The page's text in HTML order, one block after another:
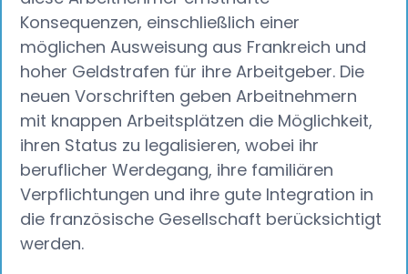
Konsequenzen, einschließlich einer
möglichen Ausweisung aus Frankreich und
hoher Geldstrafen für ihre Arbeitgeber. Die
neuen Vorschriften geben Arbeitnehmern
mit knappen Arbeitsplätzen die Möglichkeit,
ihren Status zu legalisieren, wobei ihr
beruflicher Werdegang, ihre familiären
Verpflichtungen und ihre gute Integration in
die französische Gesellschaft berücksichtigt
werden.